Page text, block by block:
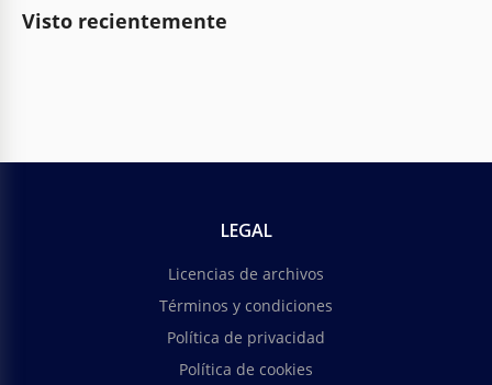
Visto recientemente
LEGAL
Licencias de archivos
Términos y condiciones
Política de privacidad
Política de cookies